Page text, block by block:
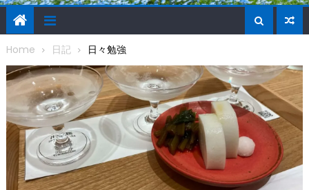
Home 日記 日々勉強